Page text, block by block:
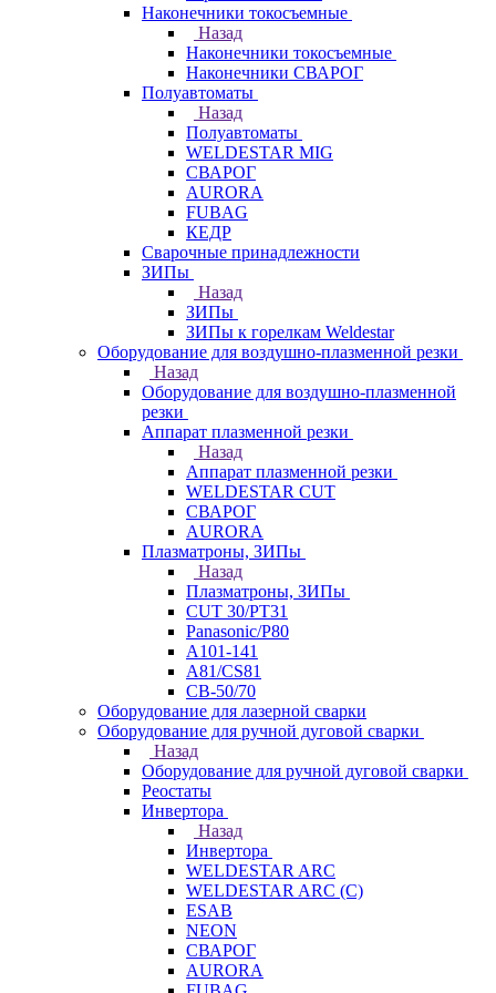
Наконечники токосъемные
Назад
Наконечники токосъемные
Наконечники СВАРОГ
Полуавтоматы
Назад
Полуавтоматы
WELDESTAR MIG
СВАРОГ
AURORA
FUBAG
КЕДР
Сварочные принадлежности
ЗИПы
Назад
ЗИПы
ЗИПы к горелкам Weldestar
Оборудование для воздушно-плазменной резки
Назад
Оборудование для воздушно-плазменной
резки
Аппарат плазменной резки
Назад
Аппарат плазменной резки
WELDESTAR CUT
СВАРОГ
AURORA
Плазматроны, ЗИПы
Назад
Плазматроны, ЗИПы
CUT 30/PT31
Panasonic/P80
А101-141
А81/CS81
СВ-50/70
Оборудование для лазерной сварки
Оборудование для ручной дуговой сварки
Назад
Оборудование для ручной дуговой сварки
Реостаты
Инвертора
Назад
Инвертора
WELDESTAR ARC
WELDESTAR ARC (С)
ESAB
NEON
СВАРОГ
AURORA